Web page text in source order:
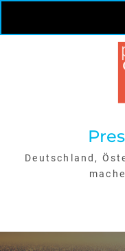
Skip
Deutschland,